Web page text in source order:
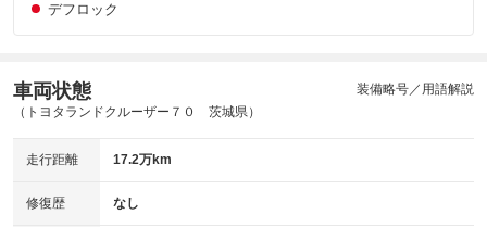
※購入時は必ず現車をご確認下さい。
デフロック
車両状態
（トヨタランドクルーザー７０ 茨城県）
装備略号／用語解説
走行距離 17.2万km
修復歴 なし